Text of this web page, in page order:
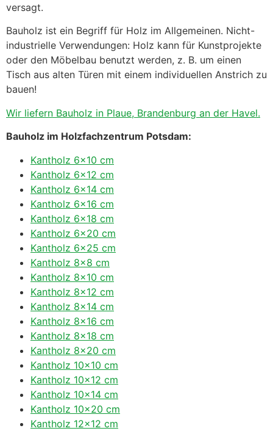
versagt.
Bauholz ist ein Begriff für Holz im Allgemeinen. Nicht-
industrielle Verwendungen: Holz kann für Kunstprojekte
oder den Möbelbau benutzt werden, z. B. um einen
Tisch aus alten Türen mit einem individuellen Anstrich zu
bauen!
Wir liefern Bauholz in Plaue, Brandenburg an der Havel.
Bauholz im Holzfachzentrum Potsdam:
Kantholz 6×10 cm
Kantholz 6×12 cm
Kantholz 6×14 cm
Kantholz 6×16 cm
Kantholz 6×18 cm
Kantholz 6×20 cm
Kantholz 6×25 cm
Kantholz 8×8 cm
Kantholz 8×10 cm
Kantholz 8×12 cm
Kantholz 8×14 cm
Kantholz 8×16 cm
Kantholz 8×18 cm
Kantholz 8×20 cm
Kantholz 10×10 cm
Kantholz 10×12 cm
Kantholz 10×14 cm
Kantholz 10×20 cm
Kantholz 12×12 cm